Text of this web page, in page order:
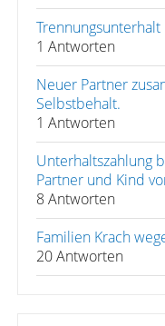
1 Antworten
Neuer Partner
Selbstbehalt.
1 Antworten
Unterhaltszahlung
Partner und Kind
8 Antworten
Familien Krach
20 Antworten